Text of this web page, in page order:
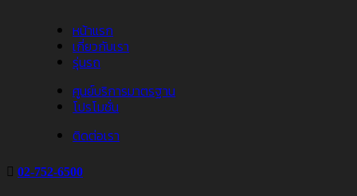
หน้าแรก
เกี่ยวกับเรา
รุ่นรถ
ศูนย์บริการมาตรฐาน
โปรโมชั่น
ติดต่อเรา
02-752-6500